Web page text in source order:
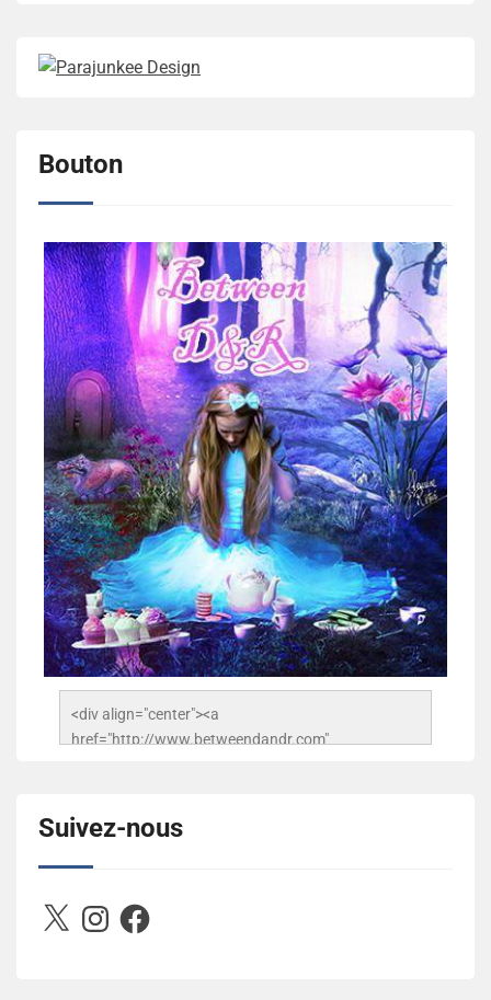
Bouton
<div align="center"><a
href="http://www.betweendandr.com"
503716673157532-2788222864243652657-n.jpg"
alt="Between D&R" style="border:none;" /></a>
</div>
Suivez-nous
X InstagramFacebook